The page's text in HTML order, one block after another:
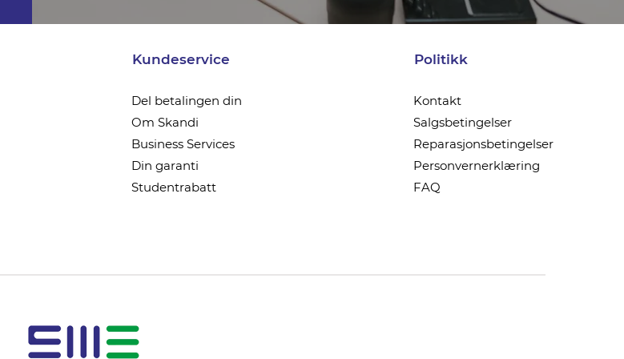
Kundeservice
Del betalingen din
Om Skandi
Business Services
Din garanti
Studentrabatt
Politikk
Kontakt
Salgsbetingelser
Reparasjonsbetingelser
Personvernerklæring
FAQ